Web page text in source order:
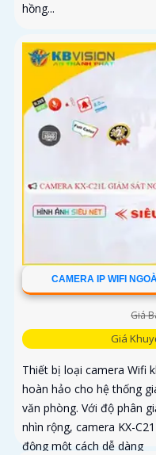
hồng...
CAMERA IP WIFI
Giá
Giá
Thiết bị loại camera Wifi
hoàn hảo cho hệ thống
văn phòng. Với độ phân
nhìn rộng, camera KX-
động một cách dễ dàng